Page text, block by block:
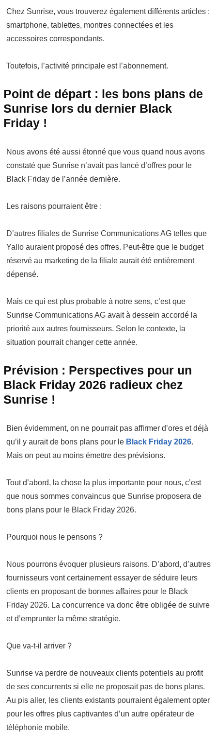
Chez Sunrise, vous trouverez également différents articles :
smartphone, tablettes, montres connectées et les
accessoires correspondants.
Toutefois, l’activité principale est l’abonnement.
Point de départ : les bons plans de
Sunrise lors du dernier Black
Friday !
Nous avons été aussi étonné que vous quand nous avons
constaté que Sunrise n’avait pas lancé d’offres pour le
Black Friday de l’année dernière.
Les raisons pourraient être :
D’autres filiales de Sunrise Communications AG telles que
Yallo auraient proposé des offres. Peut-être que le budget
réservé au marketing de la filiale aurait été entièrement
dépensé.
Mais ce qui est plus probable à notre sens, c’est que
Sunrise Communications AG avait à dessein accordé la
priorité aux autres fournisseurs. Selon le contexte, la
situation pourrait changer cette année.
Prévision : Perspectives pour un
Black Friday 2026 radieux chez
Sunrise !
Bien évidemment, on ne pourrait pas affirmer d’ores et déjà
qu’il y aurait de bons plans pour le Black Friday 2026.
Mais on peut au moins émettre des prévisions.
Tout d’abord, la chose la plus importante pour nous, c’est
que nous sommes convaincus que Sunrise proposera de
bons plans pour le Black Friday 2026.
Pourquoi nous le pensons ?
Nous pourrons évoquer plusieurs raisons. D’abord, d’autres
fournisseurs vont certainement essayer de séduire leurs
clients en proposant de bonnes affaires pour le Black
Friday 2026. La concurrence va donc être obligée de suivre
et d’emprunter la même stratégie.
Que va-t-il arriver ?
Sunrise va perdre de nouveaux clients potentiels au profit
de ses concurrents si elle ne proposait pas de bons plans.
Au pis aller, les clients existants pourraient également opter
pour les offres plus captivantes d’un autre opérateur de
téléphonie mobile.